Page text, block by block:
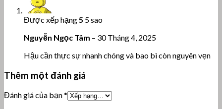
Được xếp hạng5 5 sao
Nguyễn Ngọc Tâm – 30 Tháng 4, 2025
Hậu cần thực sự nhanh chóng và bao bì còn nguyên vẹn
Thêm một đánh giá
Đánh giá của bạn*